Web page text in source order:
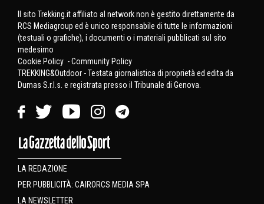
Il sito Trekking.it affiliato al network non è gestito direttamente da
RCS Mediagroup ed è unico responsabile di tutte le informazioni
(testuali o grafiche), i documenti o i materiali pubblicati sul sito
medesimo
Cookie Policy -Community Policy
TREKKING&Outdoor - Testata giornalistica di proprietà ed edita da
Dumas S.r.l.s. e registrata presso il Tribunale di Genova.
LA REDAZIONE
PER PUBBLICITÀ: CAIRORCS MEDIA SPA
LA NEWSLETTER